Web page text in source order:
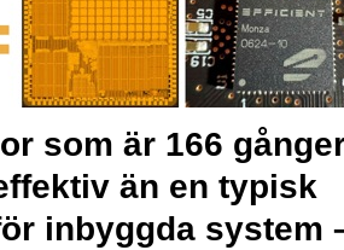
som är 166
än en typisk
inbyggda system